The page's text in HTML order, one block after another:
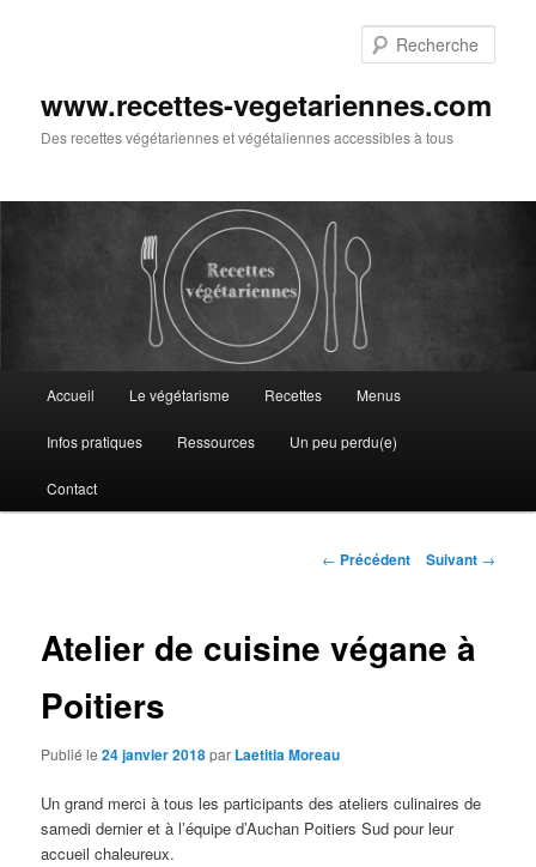
www.recettes-vegetariennes.com
Des recettes végétariennes et végétaliennes accessibles à tous
Accueil Le végétarisme Recettes Menus
Infos pratiques Ressources Un peu perdu(e)
Contact
Navigation
← Précédent Suivant →
Atelier de cuisine végane à
Poitiers
Publié le24 janvier 2018par Laetitia Moreau
Un grand merci à tous les participants des ateliers culinaires de
samedi dernier et à l’équipe d’Auchan Poitiers Sud pour leur
accueil chaleureux.